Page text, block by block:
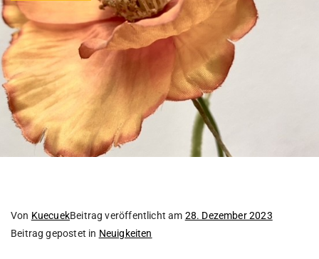
Von KuecuekBeitrag veröffentlicht am 28. Dezember 2023
Beitrag gepostet in Neuigkeiten